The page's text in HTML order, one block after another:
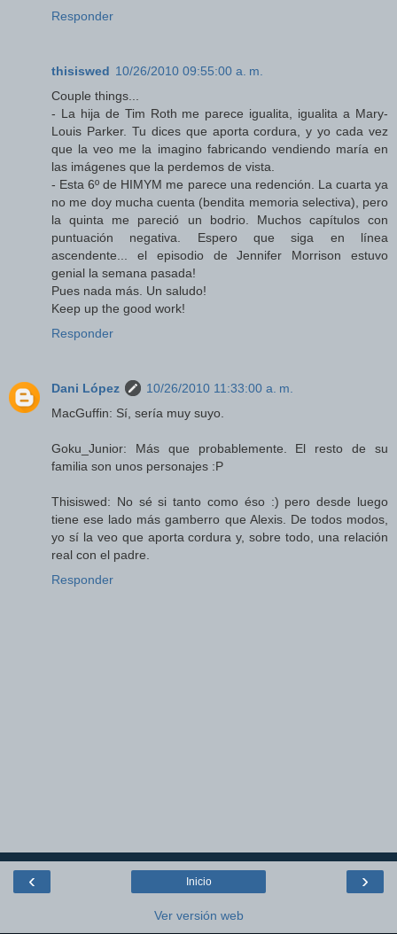
Responder
thisiswed 10/26/2010 09:55:00 a. m.
Couple things...
- La hija de Tim Roth me parece igualita, igualita a Mary-
Louis Parker. Tu dices que aporta cordura, y yo cada vez
que la veo me la imagino fabricando vendiendo maría en
las imágenes que la perdemos de vista.
- Esta 6º de HIMYM me parece una redención. La cuarta ya
no me doy mucha cuenta (bendita memoria selectiva), pero
la quinta me pareció un bodrio. Muchos capítulos con
puntuación negativa. Espero que siga en línea
ascendente... el episodio de Jennifer Morrison estuvo
genial la semana pasada!
Pues nada más. Un saludo!
Keep up the good work!
Responder
Dani López
10/26/2010 11:33:00 a. m.
MacGuffin: Sí, sería muy suyo.
Goku_Junior: Más que probablemente. El resto de su
familia son unos personajes :P
Thisiswed: No sé si tanto como éso :) pero desde luego
tiene ese lado más gamberro que Alexis. De todos modos,
yo sí la veo que aporta cordura y, sobre todo, una relación
real con el padre.
Responder
‹ ›
Inicio
Ver versión web